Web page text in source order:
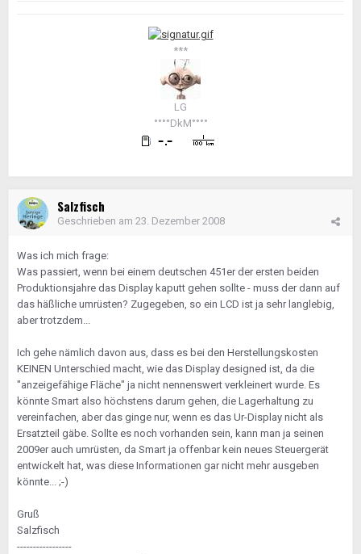
***
LG
°°°°DkM°°°°
Salzfisch
Geschrieben am 23. Dezember 2008
Was ich mich frage:
Was passiert, wenn bei einem deutschen 451er der ersten beiden
Produktionsjahre das Display kaputt gehen sollte - muss der dann auf
das häßliche umrüsten? Zugegeben, so ein LCD ist ja sehr langlebig,
aber trotzdem...
Ich gehe nämlich davon aus, dass es bei den Herstellungskosten
KEINEN Unterschied macht, wie das Display designed ist, da die
"anzeigefähige Fläche" ja nicht nennenswert verkleinert wurde. Es
könnte Smart also höchstens darum gehen, die Lagerhaltung zu
vereinfachen, aber das ginge nur, wenn es das Ur-Display nicht als
Ersatzteil gäbe. Sollte es noch vorhanden sein, kann man ja seinen
2009er auch umrüsten, da Smart ja offenbar kein neues Steuergerät
entwickelt hat, was diese Informationen gar nicht mehr ausgeben
könnte... ;-)
Gruß
Salzfisch
-----------------